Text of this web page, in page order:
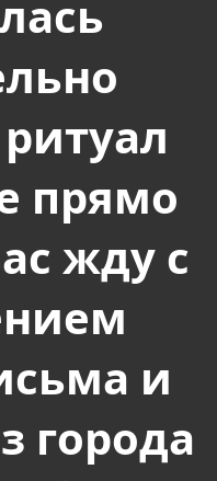
прямо
жду с
и
города